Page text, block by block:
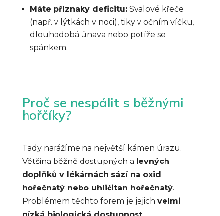
Máte příznaky deficitu:Svalové křeče
(např. v lýtkách v noci), tiky v očním víčku,
dlouhodobá únava nebo potíže se
spánkem.
Proč se nespálit s běžnými
hořčíky?
Tady narážíme na největší kámen úrazu.
Většina běžně dostupných a levných
doplňků v lékárnách sází na oxid
hořečnatý nebo uhličitan hořečnatý.
Problémem těchto forem je jejich velmi